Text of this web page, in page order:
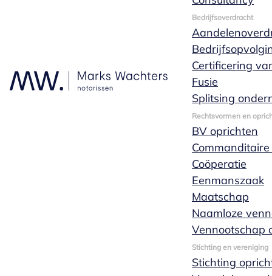
Bedrijfsoverdracht
Certificering
Fusie
Splitsing
Rechtsvormen en
BV oprichten
Coöperatie
Eenmanszaak
Maatschap
Naamloze
Vennootschap
Stichting en vereniging
Stichting
Over huwelijkse
voorwaarden
Wil je afwijken van de beperkte gemeenschap
van goederen? Laat dan vóórdat je gaat
trouwen huwelijkse voorwaarden opmaken. In
vermogensrechtelijke regelingen treffen. Welke
regelingen dit zijn, is afhankelijk van de situatie